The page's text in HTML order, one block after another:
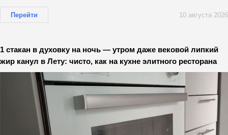
Перейти 10 августа 2026
1 стакан в духовку на ночь — утром даже вековой липкий
жир канул в Лету: чисто, как на кухне элитного ресторана